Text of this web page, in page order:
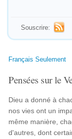
Souscrire:
Français Seulement
Pensées sur le
Dieu a donné à
nos vies ont un
même manière,
d'autres, dont